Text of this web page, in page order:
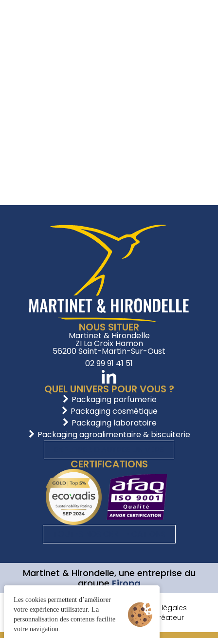
NOUS SITUER
Martinet & Hirondelle
ZI La Croix Hamon
56200 Saint-Martin-Sur-Oust
02 99 91 41 51
QUEL UNIVERS POUR VOUS ?
Packaging parfumerie
Packaging cosmétique
Packaging laboratoire
Packaging agroalimentaire & biscuiterie
CERTIFICATIONS
Martinet & Hirondelle, une entreprise du
groupeFiropa
Gestion des cookies
Mentions légales
Plan de site
© 2026 Juliana Web créateur
Les cookies permettent d’améliorer
votre expérience utilisateur. La
personnalisation des contenus facilite
votre navigation.